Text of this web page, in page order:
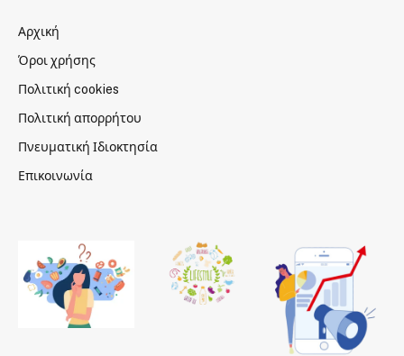
Αρχική
Όροι χρήσης
Πολιτική cookies
Πολιτική απορρήτου
Πνευματική Ιδιοκτησία
Επικοινωνία